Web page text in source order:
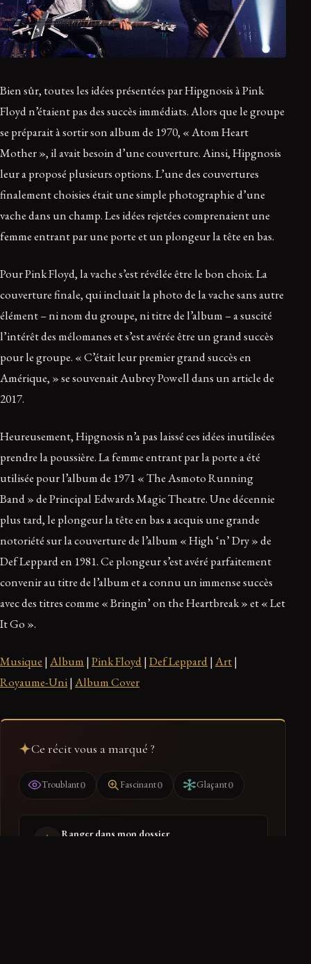
Bien sûr, toutes les idées présentées par Hipgnosis à Pink
Floyd n’étaient pas des succès immédiats. Alors que le groupe
se préparait à sortir son album de 1970, « Atom Heart
Mother », il avait besoin d’une couverture. Ainsi, Hipgnosis
leur a proposé plusieurs options. L’une des couvertures
finalement choisies était une simple photographie d’une
vache dans un champ. Les idées rejetées comprenaient une
femme entrant par une porte et un plongeur la tête en bas.
Pour Pink Floyd, la vache s’est révélée être le bon choix. La
couverture finale, qui incluait la photo de la vache sans autre
élément – ni nom du groupe, ni titre de l’album – a suscité
l’intérêt des mélomanes et s’est avérée être un grand succès
pour le groupe. « C’était leur premier grand succès en
Amérique, » se souvenait Aubrey Powell dans un article de
2017.
Heureusement, Hipgnosis n’a pas laissé ces idées inutilisées
prendre la poussière. La femme entrant par la porte a été
utilisée pour l’album de 1971 « The Asmoto Running
Band » de Principal Edwards Magic Theatre. Une décennie
plus tard, le plongeur la tête en bas a acquis une grande
notoriété sur la couverture de l’album « High ‘n’ Dry » de
Def Leppard en 1981. Ce plongeur s’est avéré parfaitement
convenir au titre de l’album et a connu un immense succès
avec des titres comme « Bringin’ on the Heartbreak » et « Let
It Go ».
Musique | Album | Pink Floyd| Def Leppard| Art|
Royaume-Uni| Album Cover
Ce récit vous a marqué ?
Troublant0 Fascinant0 Glaçant0
Ranger dans mon dossier